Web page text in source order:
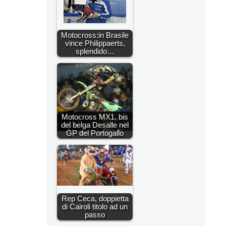
Motocross:in Brasile
vince Philippaerts,
splendido…
Motocross MX1, bis
del belga Desalle nel
GP del Portogallo
Rep Ceca, doppietta
di Cairoli titolo ad un
passo